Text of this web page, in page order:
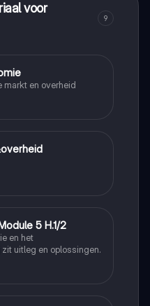
voor
9
markt en overheid
5 H.1/2
en het
uitleg en oplossingen.